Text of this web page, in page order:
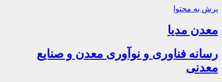
پرش به محتوا
معدن مدیا
رسانه فناوری و نوآوری معدن و صنایع
معدنی